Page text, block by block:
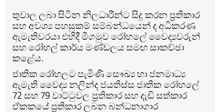
තුවාල ලබා සිටින නිලධාරීන්ට සිදු කරන ප්‍රතිකාර
සහ අවශ්‍ය පහසුකම් සම්බන්ධයෙන් ද අධිකරණ
ඇමැතිවරයා එහිදී මීගමුව රෝහලේ වෛද්‍යවරුන්
සහ රෝහල් කාර්ය මණ්ඩලය සමඟ සාකච්ඡා
කළේය.
ජාතික රෝහලට පැමිණි සෞඛ්‍ය හා ජනමාධ්‍ය
ඇමැති වෛද්‍ය නලින්ද ජයතිස්ස ජාතික රෝහලේ
72 සහ 79 වාට්ටුවල ප්‍රතිකාර සහ දැඩි සත්කාර
ඒකකයේ ප්‍රතිකාර ලබන බන්ධනාගාර